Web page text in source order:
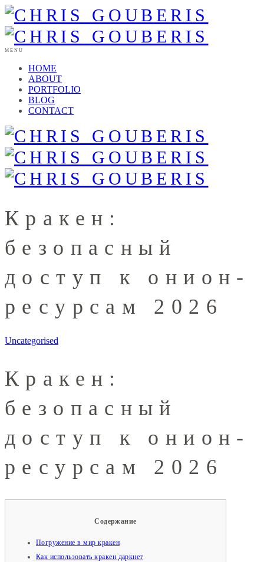
MENU
HOME
ABOUT
PORTFOLIO
BLOG
CONTACT
Кракен:
безопасный
доступ к онион-
ресурсам 2026
Uncategorised
Кракен:
безопасный
доступ к онион-
ресурсам 2026
Содержание
Погружение в мир кракен
Как использовать кракен даркнет